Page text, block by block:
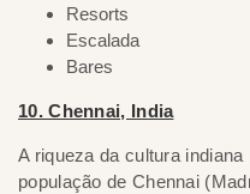
Resorts
Escalada
Bares
10. Chennai, India
A riqueza da cultura
população de Chennai